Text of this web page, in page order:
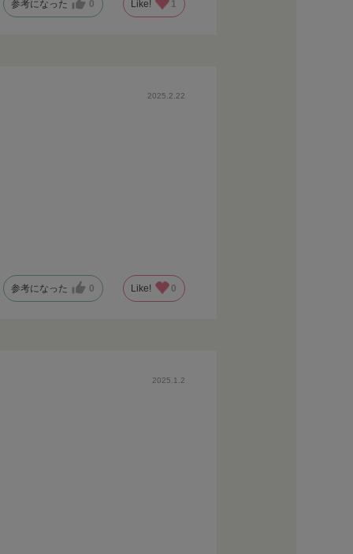
参考になった 0 Like! 1
2025.2.22
参考になった 0 Like! 0
2025.1.2